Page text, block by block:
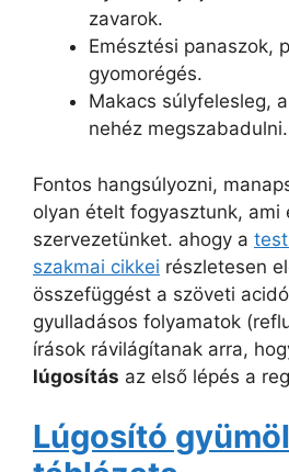
zavarok.
Emésztési panaszok,
gyomorégés.
Makacs súlyfelesleg,
nehéz megszabadulni.
Fontos hangsúlyozni,
olyan ételt fogyasztunk, ami
szervezetünket. ahogy a
szakmai cikkei részletesen
összefüggést a szöveti
gyulladásos folyamatok
írások rávilágítanak arra,
lúgosítás az első lépés a
Lúgosító